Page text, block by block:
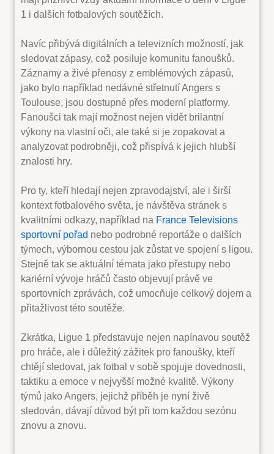
1 i dalších fotbalových soutěžích.
Navíc přibývá digitálních a televizních možností, jak
sledovat zápasy, což posiluje komunitu fanoušků.
Záznamy a živé přenosy z emblémových zápasů,
jako bylo například nedávné střetnutí Angers s
Toulouse, jsou dostupné přes moderní platformy.
Fanoušci tak mají možnost nejen vidět brilantní
výkony na vlastní oči, ale také si je zopakovat a
analyzovat podrobněji, což přispívá k jejich hlubší
znalosti hry.
Pro ty, kteří hledají nejen zpravodajství, ale i širší
kontext fotbalového světa, je návštěva stránek s
kvalitními odkazy, například na France Televisions
sportovní pořad nebo podrobné reportáže o dalších
týmech, výbornou cestou jak zůstat ve spojení s ligou.
Stejně tak se aktuální témata jako přestupy nebo
kariérní vývoje hráčů často objevují právě ve
sportovních zprávách, což umocňuje celkový dojem a
přitažlivost této soutěže.
Zkrátka, Ligue 1 představuje nejen napínavou soutěž
pro hráče, ale i důležitý zážitek pro fanoušky, kteří
chtějí sledovat, jak fotbal v sobě spojuje dovednosti,
taktiku a emoce v nejvyšší možné kvalitě. Výkony
týmů jako Angers, jejichž příběh je nyní živě
sledován, dávají důvod být při tom každou sezónu
znovu a znovu.